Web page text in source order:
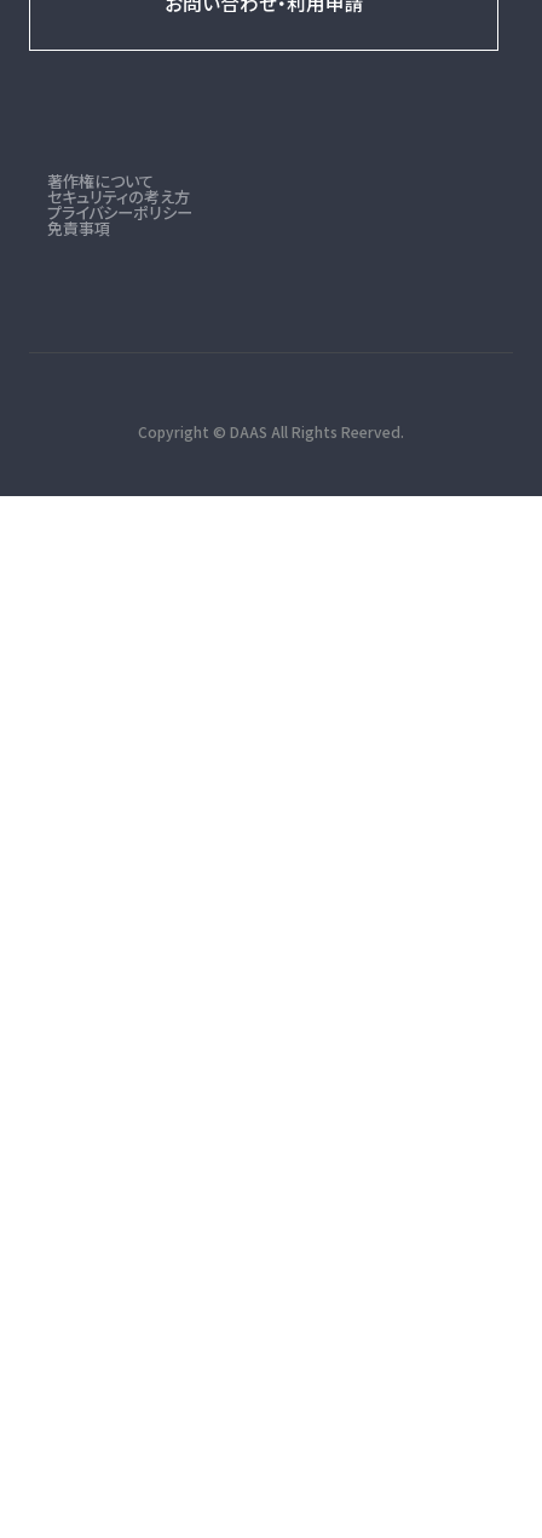
著作権について
セキュリティの考え方
プライバシーポリシー
免責事項
Copyright © DAAS All Rights Reerved.